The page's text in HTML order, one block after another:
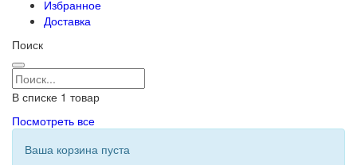
Избранное
Доставка
Поиск
В списке 1 товар
Посмотреть все
Ваша корзина пуста